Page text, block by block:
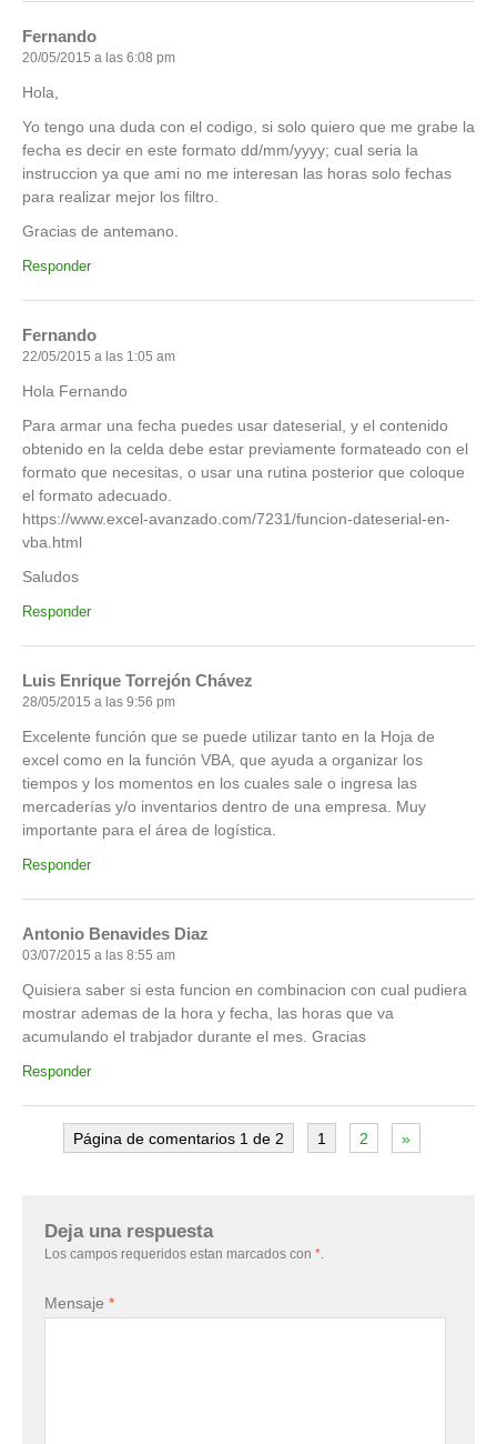
Fernando
20/05/2015 a las 6:08 pm
Hola,
Yo tengo una duda con el codigo, si solo quiero que me grabe la
fecha es decir en este formato dd/mm/yyyy; cual seria la
instruccion ya que ami no me interesan las horas solo fechas
para realizar mejor los filtro.
Gracias de antemano.
Responder
Fernando
22/05/2015 a las 1:05 am
Hola Fernando
Para armar una fecha puedes usar dateserial, y el contenido
obtenido en la celda debe estar previamente formateado con el
formato que necesitas, o usar una rutina posterior que coloque
el formato adecuado.
https://www.excel-avanzado.com/7231/funcion-dateserial-en-
vba.html
Saludos
Responder
Luis Enrique Torrejón Chávez
28/05/2015 a las 9:56 pm
Excelente función que se puede utilizar tanto en la Hoja de
excel como en la función VBA, que ayuda a organizar los
tiempos y los momentos en los cuales sale o ingresa las
mercaderías y/o inventarios dentro de una empresa. Muy
importante para el área de logística.
Responder
Antonio Benavides Diaz
03/07/2015 a las 8:55 am
Quisiera saber si esta funcion en combinacion con cual pudiera
mostrar ademas de la hora y fecha, las horas que va
acumulando el trabjador durante el mes. Gracias
Responder
Página de comentarios 1 de 2 1 2 »
Deja una respuesta
Los campos requeridos estan marcados con *
Mensaje *